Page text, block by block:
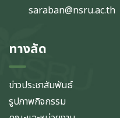
saraban@nsru.ac.th
ทางลัด
ข่าวประชาสัมพันธ์
รูปภาพกิจกรรม